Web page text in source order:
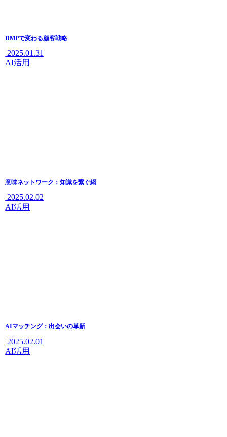
DMPで変わる顧客戦略
2025.01.31
AI活用
意味ネットワーク：知識を繋ぐ網
2025.02.02
AI活用
AIマッチング：出会いの革新
2025.02.01
AI活用